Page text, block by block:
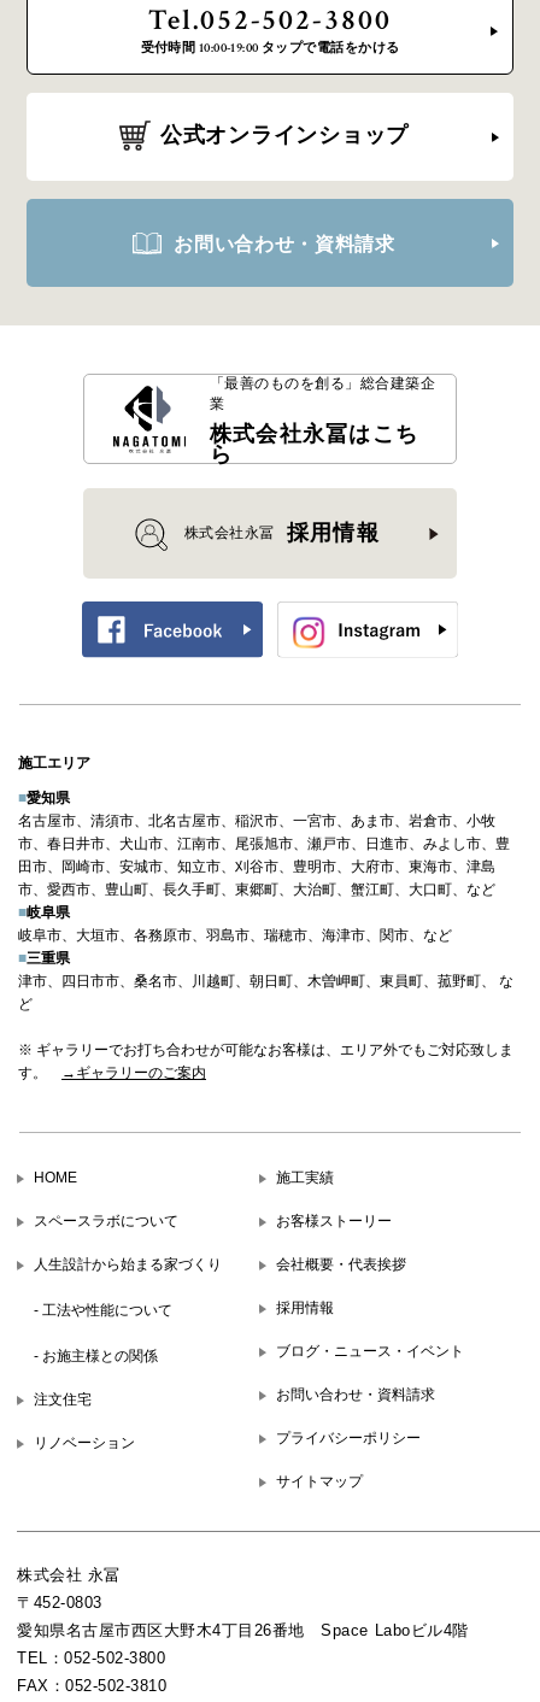
Tel.052-502-3800
受付時間 10:00-19:00 タップで電話をかける
公式オンラインショップ
お問い合わせ・資料請求
「最善のものを創る」 総合建築企
業
株式会社永冨はこち
ら
株式会社永冨 採用情報
施工エリア
■愛知県
名古屋市、清須市、北名古屋市、稲沢市、一宮市、あま市、岩倉市、小牧
市、春日井市、犬山市、江南市、尾張旭市、瀬戸市、日進市、みよし市、豊
田市、岡崎市、安城市、知立市、刈谷市、豊明市、大府市、東海市、津島
市、愛西市、豊山町、長久手町、東郷町、大治町、蟹江町、大口町、など
■岐阜県
岐阜市、大垣市、各務原市、羽島市、瑞穂市、海津市、関市、など
■三重県
津市、四日市市、桑名市、川越町、朝日町、木曽岬町、東員町、菰野町、 な
ど
※ ギャラリーでお打ち合わせが可能なお客様は、エリア外でもご対応致しま
す。
→ギャラリーのご案内
HOME
スペースラボについて
人生設計から始まる家づくり
- 工法や性能について
- お施主様との関係
注文住宅
リノベーション
施工実績
お客様ストーリー
会社概要・代表挨拶
採用情報
ブログ・ニュース・イベント
お問い合わせ・資料請求
プライバシーポリシー
サイトマップ
株式会社 永冨
〒452-0803
愛知県名古屋市西区大野木4丁目26番地 Space Laboビル4階
TEL：052-502-3800
FAX：052-502-3810